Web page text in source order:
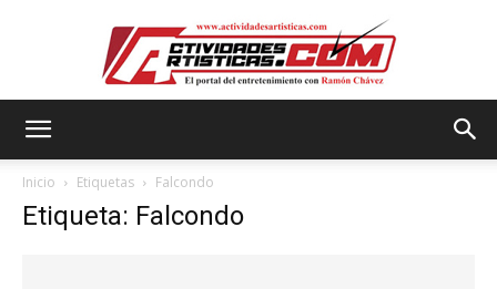
Inicio Etiquetas Falcondo
Etiqueta: Falcondo